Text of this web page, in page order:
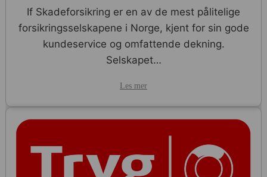
If Skadeforsikring er en av de mest pålitelige
forsikringsselskapene i Norge, kjent for sin gode
kundeservice og omfattende dekning.
Selskapet…
Les mer